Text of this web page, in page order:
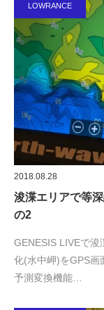
LOWRANCE
2018.08.28
浚渫エリアで等
の2
GENESIS LIVEで
化(水中岬)をGPS画
予測変換機能…